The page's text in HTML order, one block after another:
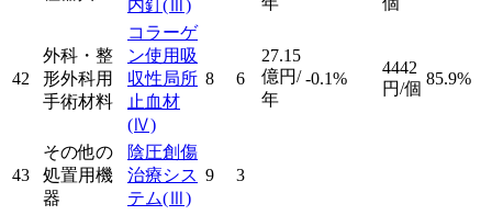
内釘 (Ⅲ)
42
外科・整
形外科用
手術材料
コラーゲ
ン使用吸
収性局所
止血材
(Ⅳ)
8 6
27.15
億円/
年
-0.1%
4442
円/個
85.9%
43
その他の
処置用機
器
陰圧創傷
治療シス
テム(Ⅲ)
9 3